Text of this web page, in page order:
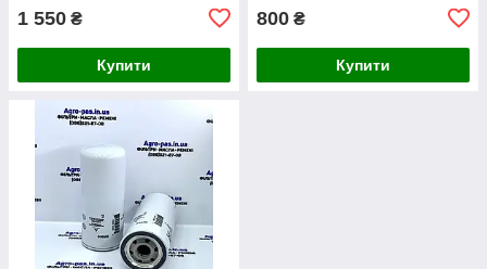
1 550 ₴
Купити
800 ₴
Купити